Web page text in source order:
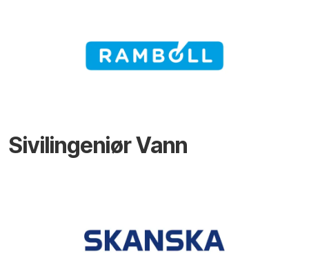
Sivilingeniør Vann